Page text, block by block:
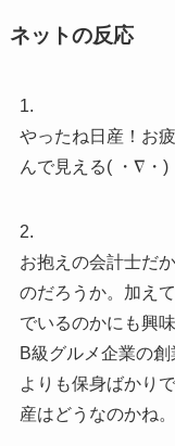
ネットの反応
1.
やったね日産！お
んで見える( ・∇・)
2.
お抱えの会計士だ
のだろうか。加え
でいるのかにも興
B級グルメ企業の
よりも保身ばかり
産はどうなのかね。